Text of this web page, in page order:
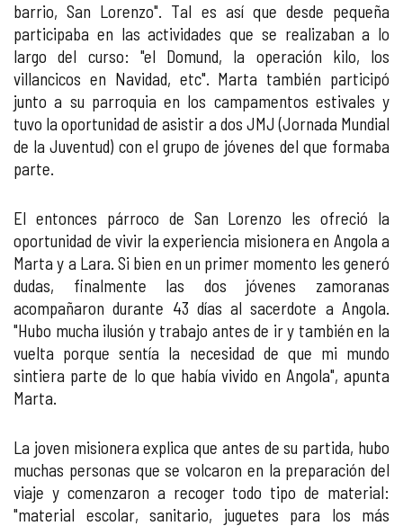
barrio, San Lorenzo". Tal es así que desde pequeña
participaba en las actividades que se realizaban a lo
largo del curso: "el Domund, la operación kilo, los
villancicos en Navidad, etc". Marta también participó
junto a su parroquia en los campamentos estivales y
tuvo la oportunidad de asistir a dos JMJ (Jornada Mundial
de la Juventud) con el grupo de jóvenes del que formaba
parte.
El entonces párroco de San Lorenzo les ofreció la
oportunidad de vivir la experiencia misionera en Angola a
Marta y a Lara. Si bien en un primer momento les generó
dudas, finalmente las dos jóvenes zamoranas
acompañaron durante 43 días al sacerdote a Angola.
"Hubo mucha ilusión y trabajo antes de ir y también en la
vuelta porque sentía la necesidad de que mi mundo
sintiera parte de lo que había vivido en Angola", apunta
Marta.
La joven misionera explica que antes de su partida, hubo
muchas personas que se volcaron en la preparación del
viaje y comenzaron a recoger todo tipo de material:
"material escolar, sanitario, juguetes para los más